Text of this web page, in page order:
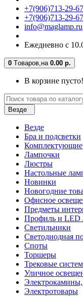
+7(906)713-29-67
+7(906)713-29-67
info@maglamp.ru
Ежедневно с
0 Tоваров,на 0.00 р.
В корзине пусто!
Везде
Везде
Бра и подсветки
Комплектующие
Лампочки
Люстры
Настольные
Новинки
Новогодние
Офисное
Предметы
Профиль и LED
Светильники
Светодиодная
Споты
Торшеры
Трековые
Уличное
Электротовары